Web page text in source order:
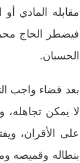
مقابله المادي
فيضطر الحاج
الحسبان.
بعد قضاء واجب
لا يمكن تجاهله،
على الأقران،
بنطاله وقميصه